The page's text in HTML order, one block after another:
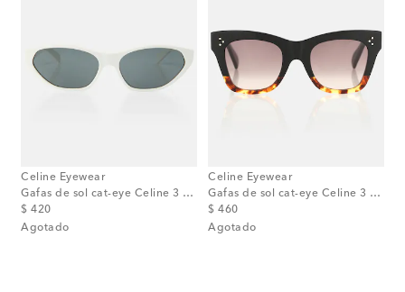
Celine Eyewear
Gafas de sol cat-eye Celine 3 Dots
$ 420
original price
Agotado
Celine Eyewear
Gafas de sol cat-eye Celine 3 Dots
$ 460
original price
Agotado